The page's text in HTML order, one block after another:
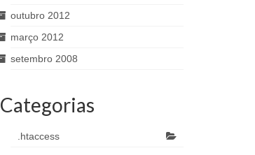
outubro 2012
março 2012
setembro 2008
Categorias
.htaccess